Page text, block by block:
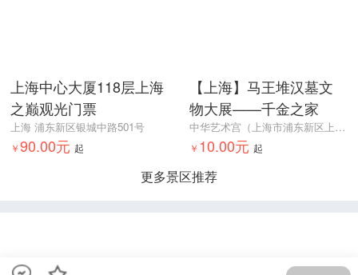
上海中心大厦118层上海
之巅观光门票
上海 浦东新区银城中路501号
￥90.00元 起
【上海】马王堆汉墓文
物大展——千金之家
中华艺术宫（上海市浦东新区上南路205号）
￥ 10.00元 起
更多景区推荐